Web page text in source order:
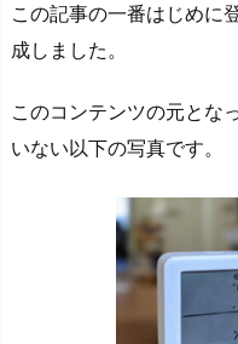
この記事の一番はじめに
成しました。
このコンテンツの元とな
いない以下の写真です。